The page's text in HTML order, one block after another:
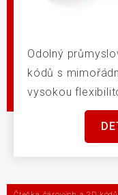
Odolný
kódů s
vysokou